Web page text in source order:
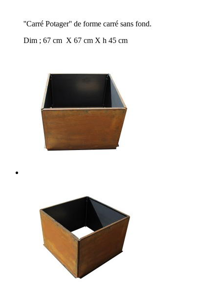
''Carré Potager'' de forme carré sans fond.
Dim ; 67 cm X 67 cm X h 45 cm